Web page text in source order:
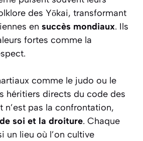
des Yōkai, transformant
en succès mondiaux. Ils
fortes comme la
comme le judo ou le
héritiers directs du code des
n’est pas la confrontation,
soi et la droiture. Chaque
un lieu où l’on cultive